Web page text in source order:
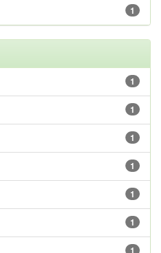
1
1
1
1
1
1
1
1